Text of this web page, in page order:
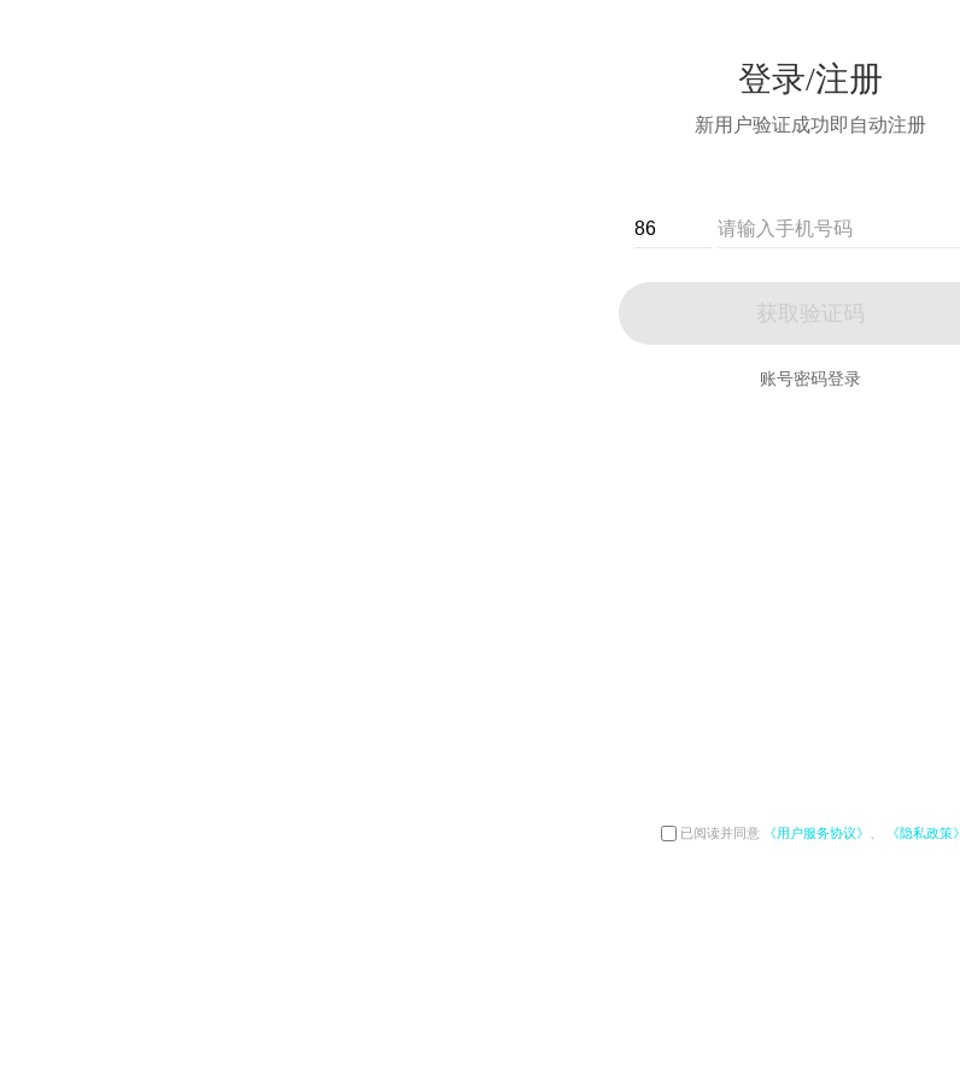
登录/注册
新用户验证成功即自动注册
获取验证码
账号密码登录
已阅读并同意 《用户服务协议》 《隐私政策》